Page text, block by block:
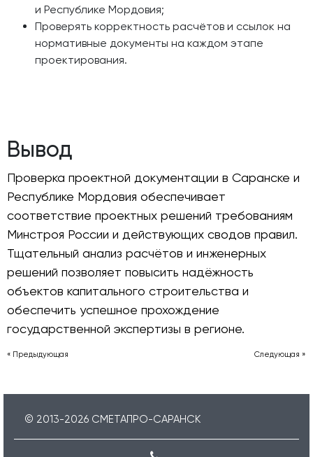
и Республике Мордовия;
Проверять корректность расчётов и ссылок на
нормативные документы на каждом этапе
проектирования.
Вывод
Проверка проектной документации в Саранске и
Республике Мордовия обеспечивает
соответствие проектных решений требованиям
Минстроя России и действующих сводов правил.
Тщательный анализ расчётов и инженерных
решений позволяет повысить надёжность
объектов капитального строительства и
обеспечить успешное прохождение
государственной экспертизы в регионе.
Следующая »
« Предыдующая
© 2013-2026 СМЕТАПРО-САРАНСК